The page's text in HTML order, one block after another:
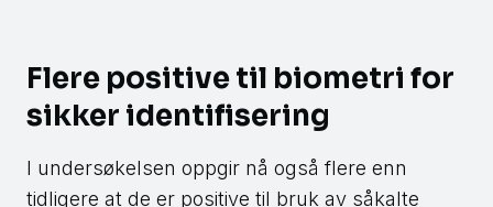
Flere positive til biometri for
sikker identifisering
I undersøkelsen oppgir nå også flere enn
tidligere at de er positive til bruk av såkalte